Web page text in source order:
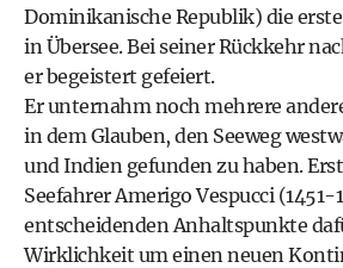
Dominikanische Republik) die
in Übersee. Bei seiner Rückkehr
er begeistert gefeiert.
Er unternahm noch mehrere
in dem Glauben, den Seeweg
und Indien gefunden zu haben.
Seefahrer Amerigo Vespucci (1451-
entscheidenden Anhaltspunkte
Wirklichkeit um einen neuen